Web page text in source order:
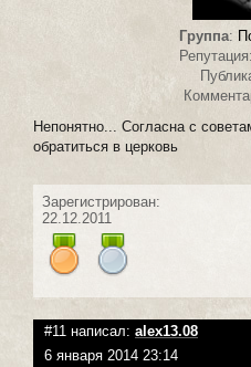
Группа:
Репутация:
Непонятно... Согласна с
обратиться в церковь
Зарегистрирован:
22.12.2011
#11 написал: alex13.08
6 января 2014 23:14